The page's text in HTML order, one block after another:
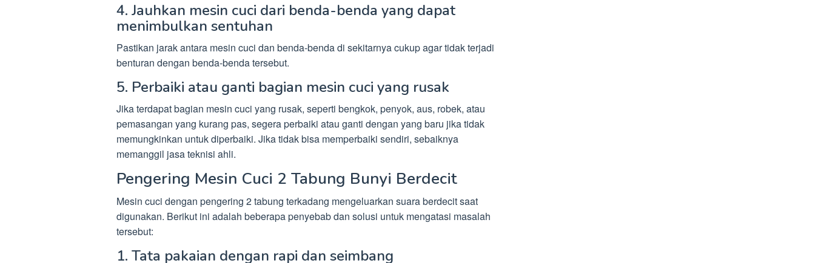
4. Jauhkan mesin cuci dari benda-benda yang dapat
menimbulkan sentuhan
Pastikan jarak antara mesin cuci dan benda-benda di sekitarnya cukup agar tidak terjadi
benturan dengan benda-benda tersebut.
5. Perbaiki atau ganti bagian mesin cuci yang rusak
Jika terdapat bagian mesin cuci yang rusak, seperti bengkok, penyok, aus, robek, atau
pemasangan yang kurang pas, segera perbaiki atau ganti dengan yang baru jika tidak
memungkinkan untuk diperbaiki. Jika tidak bisa memperbaiki sendiri, sebaiknya
memanggil jasa teknisi ahli.
Pengering Mesin Cuci 2 Tabung Bunyi Berdecit
Mesin cuci dengan pengering 2 tabung terkadang mengeluarkan suara berdecit saat
digunakan. Berikut ini adalah beberapa penyebab dan solusi untuk mengatasi masalah
tersebut:
1. Tata pakaian dengan rapi dan seimbang